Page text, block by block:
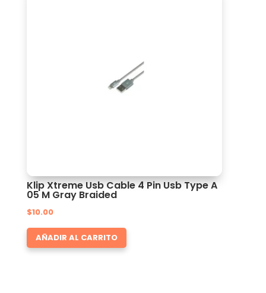
Klip Xtreme Usb Cable 4 Pin Usb Type A
05 M Gray Braided
$10.00
AÑADIR AL CARRITO